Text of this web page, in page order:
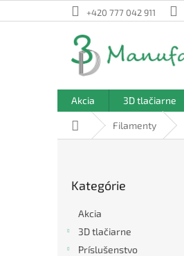
na
+420 777 042 911
Akcia 3D tlačiarne
DomovFilamenty
kategórie
Kategórie
Akcia
3D tlačiarne
Príslušenstvo